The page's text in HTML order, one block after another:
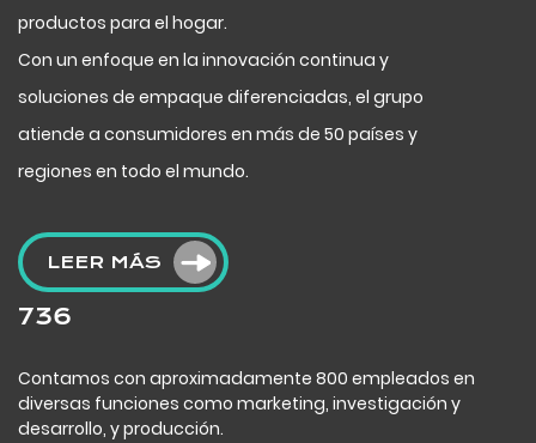
productos para el hogar.
Con un enfoque en la innovación continua y
soluciones de empaque diferenciadas, el grupo
atiende a consumidores en más de 50 países y
regiones en todo el mundo.
LEER MÁS
800
Contamos con aproximadamente 800 empleados en
diversas funciones como marketing, investigación y
desarrollo, y producción.